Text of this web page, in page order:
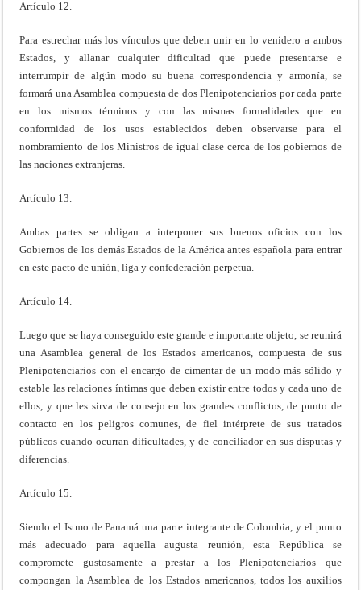
Artículo 12.
Para estrechar más los vínculos que deben unir en lo venidero a ambos
Estados, y allanar cualquier dificultad que puede presentarse e
interrumpir de algún modo su buena correspondencia y armonía, se
formará una Asamblea compuesta de dos Plenipotenciarios por cada parte
en los mismos términos y con las mismas formalidades que en
conformidad de los usos establecidos deben observarse para el
nombramiento de los Ministros de igual clase cerca de los gobiernos de
las naciones extranjeras.
Artículo 13.
Ambas partes se obligan a interponer sus buenos oficios con los
Gobiernos de los demás Estados de la América antes española para entrar
en este pacto de unión, liga y confederación perpetua.
Artículo 14.
Luego que se haya conseguido este grande e importante objeto, se reunirá
una Asamblea general de los Estados americanos, compuesta de sus
Plenipotenciarios con el encargo de cimentar de un modo más sólido y
estable las relaciones íntimas que deben existir entre todos y cada uno de
ellos, y que les sirva de consejo en los grandes conflictos, de punto de
contacto en los peligros comunes, de fiel intérprete de sus tratados
públicos cuando ocurran dificultades, y de conciliador en sus disputas y
diferencias.
Artículo 15.
Siendo el Istmo de Panamá una parte integrante de Colombia, y el punto
más adecuado para aquella augusta reunión, esta República se
compromete gustosamente a prestar a los Plenipotenciarios que
compongan la Asamblea de los Estados americanos, todos los auxilios